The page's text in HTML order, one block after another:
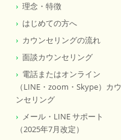
理念・特徴
はじめての方へ
カウンセリングの流れ
面談カウンセリング
電話またはオンライン
（LINE・zoom・Skype）カウ
ンセリング
メール・LINE サポート
（2025年7月改定）